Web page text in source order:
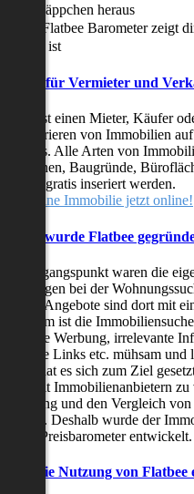
Schnäppchen heraus
Der Flatbee Barometer zeigt
teuer ist
für Vermieter und
suchst einen Mieter, Käufer
Inserieren von Immobilien
Alle Arten von
Baugründe,
gratis inseriert werden.
deine Immobilie jetzt online!
wurde Flatbee
Ausgangspunkt waren die
bei der
alle Angebote sind dort mit
ist die
Werbung, irrelevante
Links etc. mühsam und
hat es sich zum Ziel
mit Immobilienanbietern
und den Vergleich
Deshalb wurde der
Preisbarometer entwickelt.
die Nutzung von Flatbee